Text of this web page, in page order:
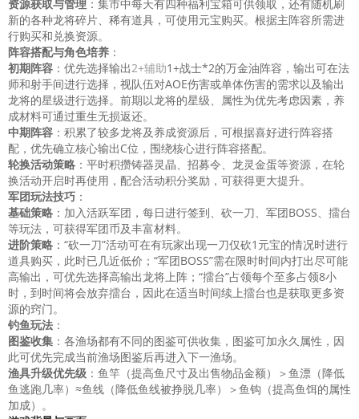
资源获取与管理 ：集市中每天有四种福利宝箱可供领取，还有随机刷
新的各种龙将碎片、稀有道具，可使用元宝购买。根据主阵容所需进
行购买和兑换资源。
阵容搭配与角色培养 ：
初期阵容 ：优先选择输出2+辅助1+战士*2的万金油阵容，输出可在法
师和射手间进行选择，视队伍对AOE伤害或单体伤害的需求以及输出
龙将的星级进行选择。前期以龙将的星级、属性为优先考虑因素，养
成材料可通过重生无损返还。
中期阵容 ：积累了较多龙将及养成资源后，可根据喜好进行阵容搭
配，优先确立核心输出C位，围绕核心进行阵容搭配。
轮换活动策略 ：平时积攒铸器灵晶、招募令、龙灵金蛋等资源，在轮
换活动开启时再使用，配合活动积分奖励，可获得更大提升。
军团玩法技巧 ：
基础策略 ：加入活跃军团，每日进行签到、砍一刀、军团BOSS、擂台
等玩法，可获得军团币及丰富材料。
进阶策略 ：“砍一刀”活动可在有玩家出现一刀仅砍1元宝的情况时进行
道具购买，此时已几近低价；“军团BOSS”需在限时时间内打出尽可能
高输出，可优先选择高输出龙将上阵；“擂台”占领每个至多占领8小
时，到时间将会放弃擂台，因此在适当时间续上擂台也是获取更多资
源的窍门。
钓鱼玩法 ：
图鉴收集 ：各渔场都有不同的图鉴可供收集，图鉴可加永久属性，因
此可优先完成当前渔场图鉴后再进入下一渔场。
渔具升级优先级 ：鱼竿（提高鱼尺寸及出售物品金额）＞鱼漂（降低
鱼逃跑几率）≈鱼线（降低鱼线被挣脱几率）＞鱼钩（提高鱼饵的属性
加成）。